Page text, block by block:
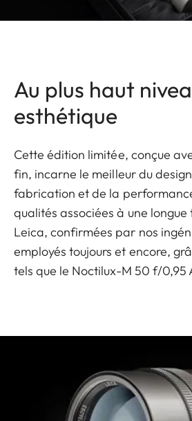
Au plus haut
esthétique
Cette édition limitée, conçue
fin, incarne le meilleur du
fabrication et de la
qualités associées à une
Leica, confirmées par nos
employés toujours et encore,
tels que le Noctilux-M 50 f/0,95